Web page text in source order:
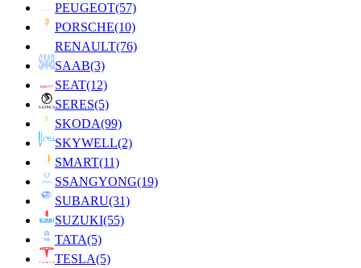
PEUGEOT(57)
PORSCHE(10)
RENAULT(76)
SAAB(3)
SEAT(12)
SERES(5)
SKODA(99)
SKYWELL(2)
SMART(11)
SSANGYONG(19)
SUBARU(31)
SUZUKI(55)
TATA(5)
TESLA(5)